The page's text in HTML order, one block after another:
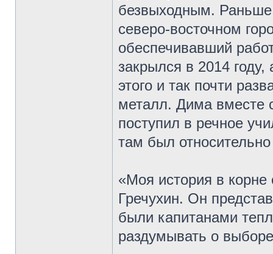
безвыходным.
северо-восточном
обеспечивавший
закрылся в 2014
этого и так почти
металл. Дима вместе
поступил в речное
там был
«Моя история в корне
Гречухин. Он
были капитанами
раздумывать о